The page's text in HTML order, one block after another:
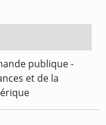
publique -
et de la